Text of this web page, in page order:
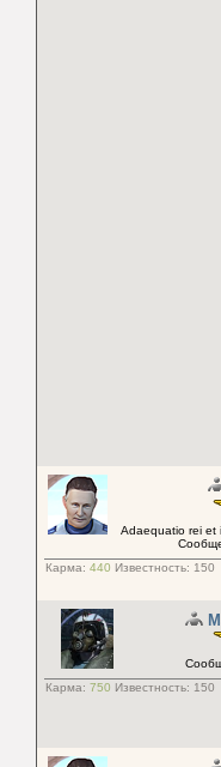
Adaequatio rei et
Карма: 440 Известность: 150
Карма: 750 Известность: 150